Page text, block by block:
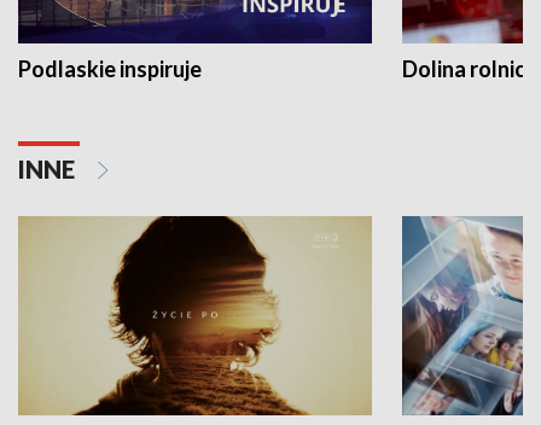
Podlaskie inspiruje Dolina
INNE